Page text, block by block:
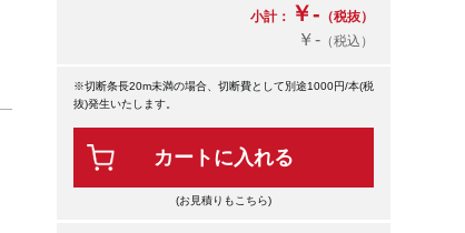
小計： ￥- （税抜）
￥-（税込）
※切断条長20m未満の場合、切断費として別途1000円/本(税
抜)発生いたします。
カートに入れる
(お見積りもこちら)